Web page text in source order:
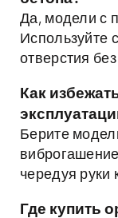
Да, модели с
Используйте
отверстия
Как
Берите
чередуя руки
Где купить